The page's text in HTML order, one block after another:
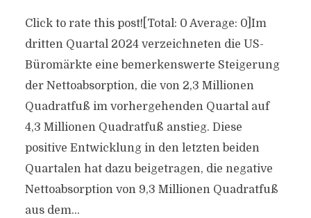
Click to rate this post![Total: 0 Average: 0]Im
dritten Quartal 2024 verzeichneten die US-
Büromärkte eine bemerkenswerte Steigerung
der Nettoabsorption, die von 2,3 Millionen
Quadratfuß im vorhergehenden Quartal auf
4,3 Millionen Quadratfuß anstieg. Diese
positive Entwicklung in den letzten beiden
Quartalen hat dazu beigetragen, die negative
Nettoabsorption von 9,3 Millionen Quadratfuß
aus dem...